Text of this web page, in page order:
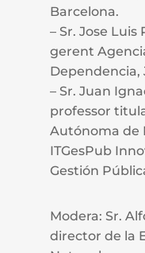
Barcelona.
– Sr. Jose
gerent
Dependencia,
– Sr. Juan
professor
Autónoma de
ITGesPub
Gestión
Modera: Sr.
director de la